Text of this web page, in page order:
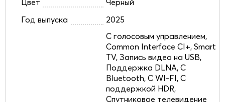
Год выпуска
2025
C голосовым управлением,
Common Interface CI+, Smart
TV, Запись видео на USB,
Поддержка DLNA, С
Bluetooth, С WI-FI, С
поддержкой HDR,
Спутниковое телевидение